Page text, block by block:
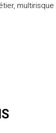
multirisque